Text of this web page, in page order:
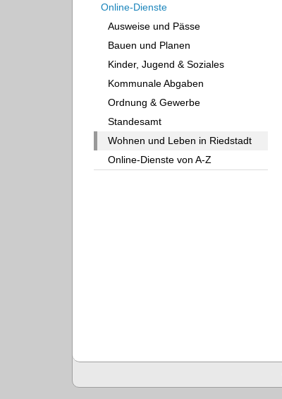
Online-Dienste
Ausweise und Pässe
Bauen und Planen
Kinder, Jugend & Soziales
Kommunale Abgaben
Ordnung & Gewerbe
Standesamt
Wohnen und Leben in Riedstadt
Online-Dienste von A-Z